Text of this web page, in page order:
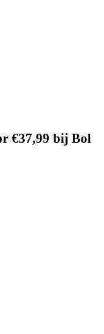
€37,99 bij Bol